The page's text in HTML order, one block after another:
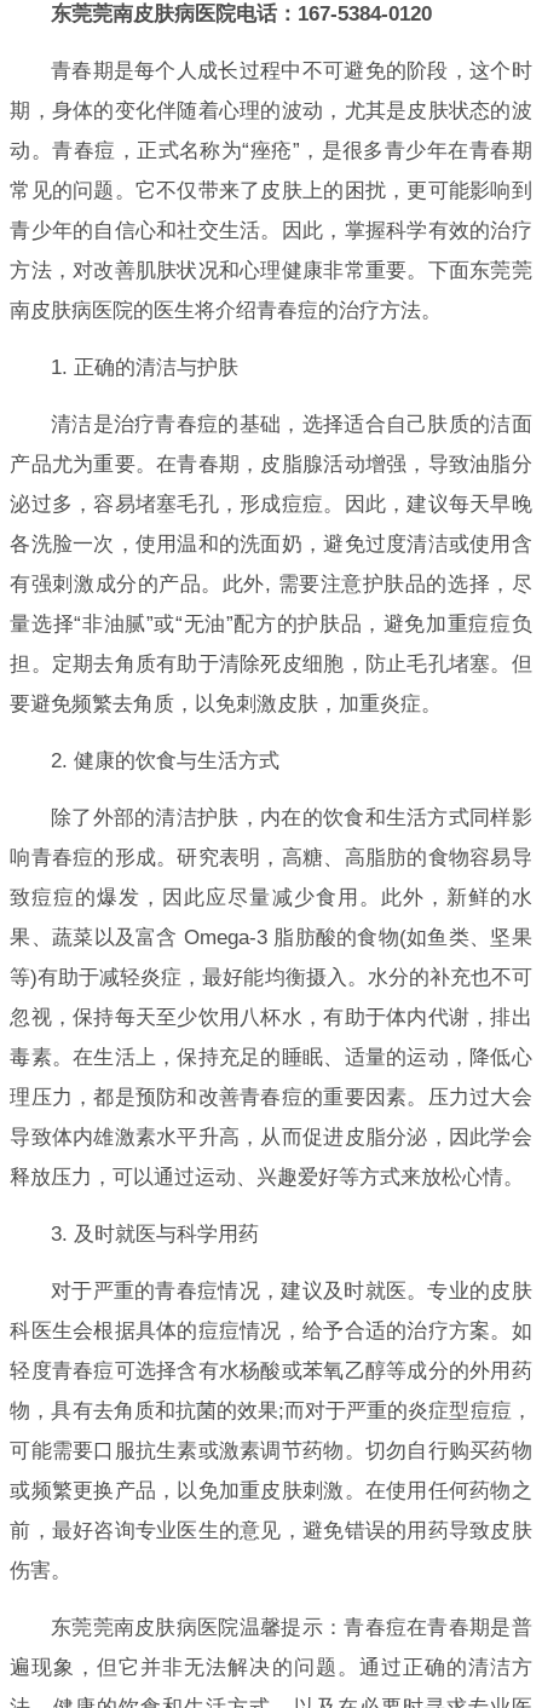
东莞莞南皮肤病医院电话：167-5384-0120
青春期是每个人成长过程中不可避免的阶段，这个时
期，身体的变化伴随着心理的波动，尤其是皮肤状态的波
动。青春痘，正式名称为“痤疮”，是很多青少年在青春期
常见的问题。它不仅带来了皮肤上的困扰，更可能影响到
青少年的自信心和社交生活。因此，掌握科学有效的治疗
方法，对改善肌肤状况和心理健康非常重要。下面东莞莞
南皮肤病医院的医生将介绍青春痘的治疗方法。
1. 正确的清洁与护肤
清洁是治疗青春痘的基础，选择适合自己肤质的洁面
产品尤为重要。在青春期，皮脂腺活动增强，导致油脂分
泌过多，容易堵塞毛孔，形成痘痘。因此，建议每天早晚
各洗脸一次，使用温和的洗面奶，避免过度清洁或使用含
有强刺激成分的产品。此外, 需要注意护肤品的选择，尽
量选择“非油腻”或“无油”配方的护肤品，避免加重痘痘负
担。定期去角质有助于清除死皮细胞，防止毛孔堵塞。但
要避免频繁去角质，以免刺激皮肤，加重炎症。
2. 健康的饮食与生活方式
除了外部的清洁护肤，内在的饮食和生活方式同样影
响青春痘的形成。研究表明，高糖、高脂肪的食物容易导
致痘痘的爆发，因此应尽量减少食用。此外，新鲜的水
果、蔬菜以及富含 Omega-3 脂肪酸的食物(如鱼类、坚果
等)有助于减轻炎症，最好能均衡摄入。水分的补充也不可
忽视，保持每天至少饮用八杯水，有助于体内代谢，排出
毒素。在生活上，保持充足的睡眠、适量的运动，降低心
理压力，都是预防和改善青春痘的重要因素。压力过大会
导致体内雄激素水平升高，从而促进皮脂分泌，因此学会
释放压力，可以通过运动、兴趣爱好等方式来放松心情。
3. 及时就医与科学用药
对于严重的青春痘情况，建议及时就医。专业的皮肤
科医生会根据具体的痘痘情况，给予合适的治疗方案。如
轻度青春痘可选择含有水杨酸或苯氧乙醇等成分的外用药
物，具有去角质和抗菌的效果;而对于严重的炎症型痘痘，
可能需要口服抗生素或激素调节药物。切勿自行购买药物
或频繁更换产品，以免加重皮肤刺激。在使用任何药物之
前，最好咨询专业医生的意见，避免错误的用药导致皮肤
伤害。
东莞莞南皮肤病医院温馨提示：青春痘在青春期是普
遍现象，但它并非无法解决的问题。通过正确的清洁方